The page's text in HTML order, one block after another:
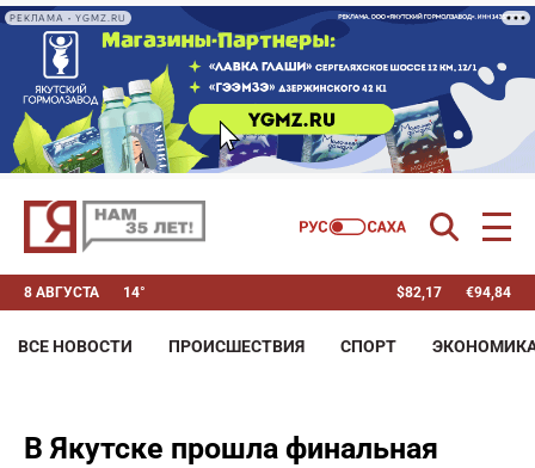
РЕКЛАМА • YGMZ.RU
8 АВГУСТА 14° $82,17 €94,84
ВСЕ НОВОСТИ ПРОИСШЕСТВИЯ СПОРТ
В Якутске прошла финальная